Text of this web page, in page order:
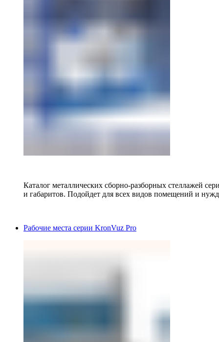
Каталог металлических сборно-разборных стеллажей
и габаритов. Подойдет для всех видов помещений и
Рабочие места серии KronVuz Pro